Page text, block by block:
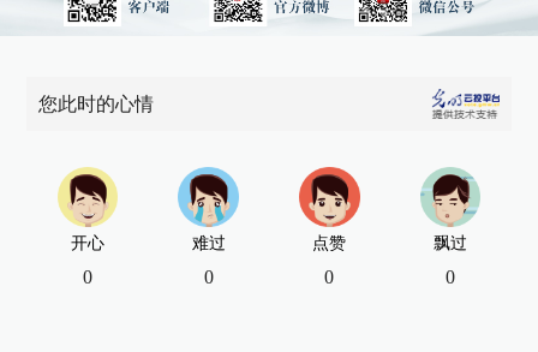
您此时的心情
开心
0
难过
0
点赞
0
飘过
0